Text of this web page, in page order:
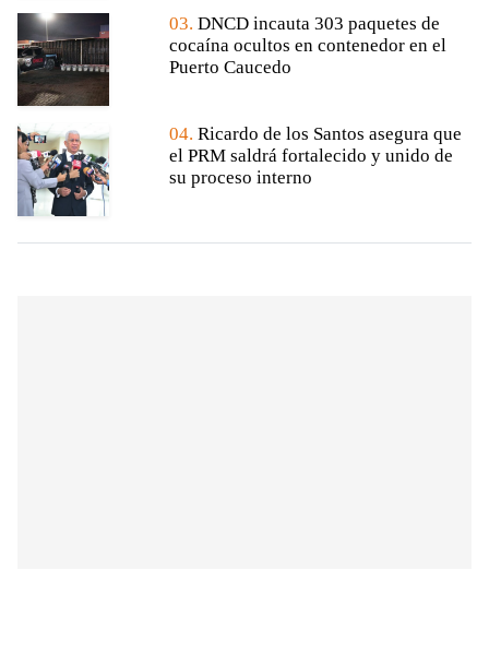
03. DNCD incauta 303 paquetes de
cocaína ocultos en contenedor en el
Puerto Caucedo
04. Ricardo de los Santos asegura que
el PRM saldrá fortalecido y unido de
su proceso interno